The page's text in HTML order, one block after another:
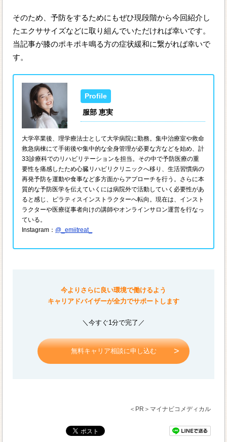
そのため、予防をするためにもぜひ現段階から今回紹介し
たエクササイズなどに取り組んでいただければ幸いです。
当記事が膝のポキポキ鳴る方の症状緩和に繋がれば幸いで
す。
服部 恵実
大学卒業後、理学療法士として大学病院に勤務。集中治療室や救命
救急病棟にて手術後や集中的な全身管理が必要な方などを始め、計
33診療科でのリハビリテーションを担当。その中で予防医療の重
要性を痛感したため心臓リハビリクリニックへ移り、生活習慣病の
再発予防を運動や食事など多方面からアプローチを行う。さらに本
質的な予防医学を伝えていくには病院外で活動していく必要性があ
ると感じ、ピラティスインストラクターへ転向。現在は、インスト
ラクターや医療従事者向けの講師やオンラインサロン運営を行なっ
ている。
Instagram： @_emiitreat_
今よりさらに良い環境で働けるよう
キャリアドバイザーが全力でサポートします
＼今すぐ1分で完了／
無料キャリア相談に申し込む
＜PR＞マイナビコメディカル